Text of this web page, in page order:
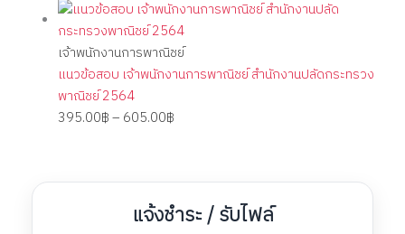
เจ้าพนักงานการพาณิชย์
แนวข้อสอบ เจ้าพนักงานการพาณิชย์ สำนักงานปลัดกระทรวง
พาณิชย์ 2564
395.00฿– 605.00฿
แจ้งชำระ / รับไฟล์